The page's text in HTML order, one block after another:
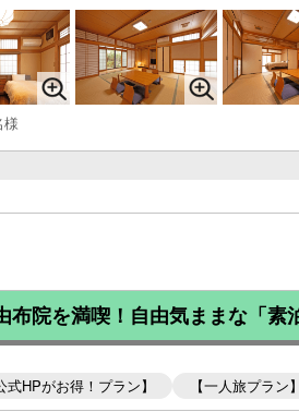
様
院を満喫！自由気ままな「素
式HPがお得！プラン】 【一人旅プラン